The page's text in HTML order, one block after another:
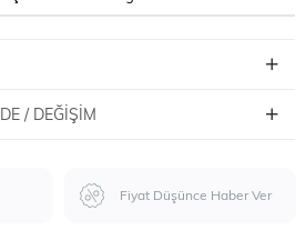
/ DEĞIŞIM
Fiyat Düşünce Haber Ver